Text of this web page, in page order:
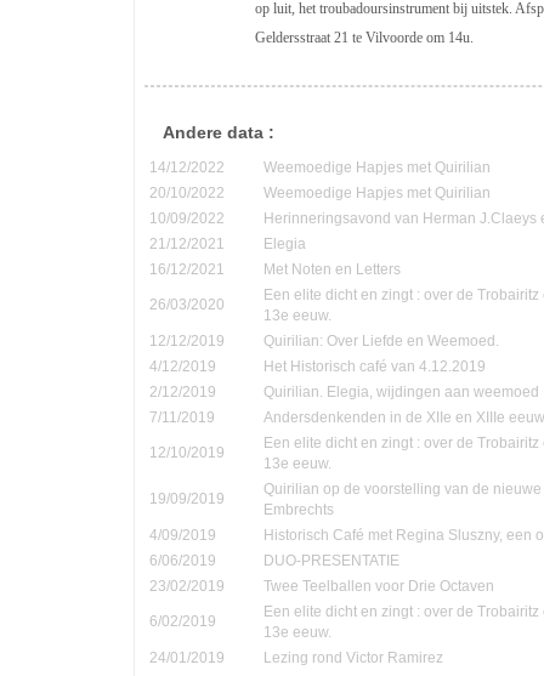
op luit, het troubadoursinstrument bij uitstek.
Geldersstraat 21 te Vilvoorde om 14u.
Andere data :
14/12/2022
Weemoedige Hapjes met Quirilian
20/10/2022
Weemoedige Hapjes met Quirilian
10/09/2022
Herinneringsavond van Herman J.Claeys
21/12/2021
Elegia
16/12/2021
Met Noten en Letters
26/03/2020
Een elite dicht en zingt : over de
13e eeuw.
12/12/2019
Quirilian: Over Liefde en Weemoed.
4/12/2019
Het Historisch café van 4.12.2019
2/12/2019
Quirilian. Elegia, wijdingen aan weemoed
7/11/2019
Andersdenkenden in de XIIe en XIIIe
12/10/2019
Een elite dicht en zingt : over de
13e eeuw.
19/09/2019
Quirilian op de voorstelling van de
Embrechts
4/09/2019
Historisch Café met Regina Sluszny, een
6/06/2019
DUO-PRESENTATIE
23/02/2019
Twee Teelballen voor Drie Octaven
6/02/2019
Een elite dicht en zingt : over de
13e eeuw.
24/01/2019
Lezing rond Victor Ramirez